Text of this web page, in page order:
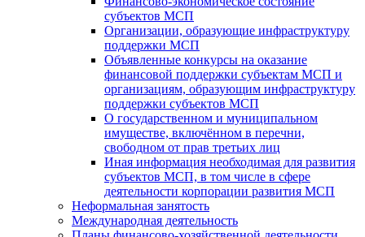
субъектов МСП
Организации, образующие инфраструктуру
поддержки МСП
Объявленные конкурсы на оказание
финансовой поддержки субъектам МСП и
организациям, образующим инфраструктуру
поддержки субъектов МСП
О государственном и муниципальном
имуществе, включённом в перечни,
свободном от прав третьих лиц
Иная информация необходимая для развития
субъектов МСП, в том числе в сфере
деятельности корпорации развития МСП
Неформальная занятость
Международная деятельность